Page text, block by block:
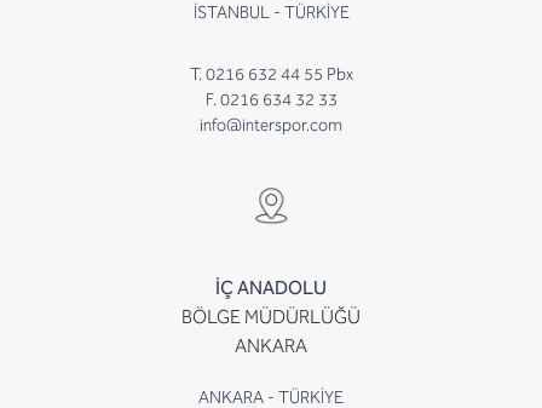
İSTANBUL - TÜRKİYE
T. 0216 632 44 55 Pbx
F. 0216 634 32 33
info@interspor.com
İÇ ANADOLU
BÖLGE MÜDÜRLÜĞÜ
ANKARA
ANKARA - TÜRKİYE